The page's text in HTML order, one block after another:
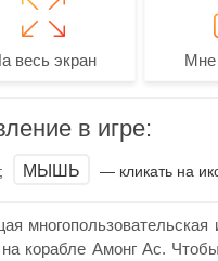
весь экран Мне
в игре:
МЫШЬ — кликать на
многопользовательская
корабле Амонг Ас.